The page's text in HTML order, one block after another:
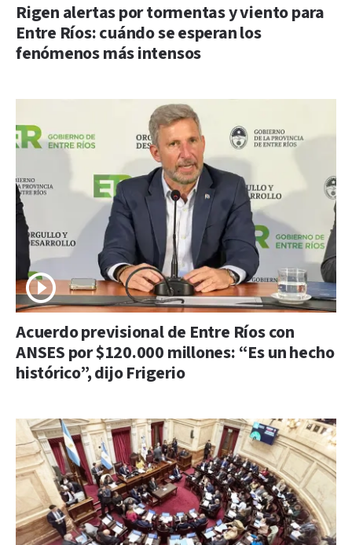
Rigen alertas por tormentas y viento para
Entre Ríos: cuándo se esperan los
fenómenos más intensos
Acuerdo previsional de Entre Ríos con
ANSES por $120.000 millones: “Es un hecho
histórico”, dijo Frigerio